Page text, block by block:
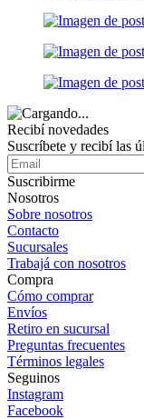
Recibí novedades
Suscríbete y recibí las
Suscribirme
Nosotros
Sobre nosotros
Contacto
Sucursales
Trabajá con nosotros
Compra
Cómo comprar
Envíos
Retiro en sucursal
Preguntas frecuentes
Términos legales
Seguinos
Instagram
Facebook